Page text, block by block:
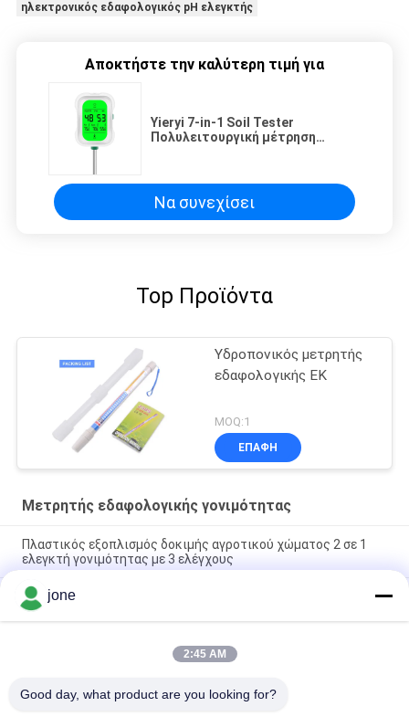
ηλεκτρονικός εδαφολογικός pH ελεγκτής
Αποκτήστε την καλύτερη τιμή για
Yieryi 7-in-1 Soil Tester ️
Πολυλειτουργική μέτρηση
φωτός, υγρασίας και
θερμοκρασίας περιβάλλοντος
για κηπουρική, γεωργία και
κηπουρική
Να συνεχίσει
Top Προϊόντα
Υδροπονικός μετρητής
εδαφολογικής ΕΚ
MOQ:1
ΕΠΑΦΉ
Μετρητής εδαφολογικής γονιμότητας
Πλαστικός εξοπλισμός δοκιμής αγροτικού χώματος 2 σε 1
ελεγκτή γονιμότητας με 3 ελέγχους
Ανιχνευτής εδάφους πολλαπλών λειτουργιών 6 σε 1
εδάφους εδάφους για την παρακολούθηση της ανάπτυξης
των φυτών
Ανιχνευτής εδάφους YiERYi 6-IN-1 3,5-9pH/0-99% υγρασία/0-
jone
2:45 AM
Good day, what product are you looking for?